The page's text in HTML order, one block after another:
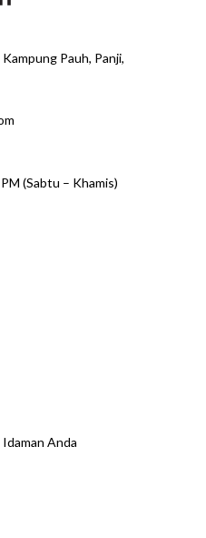
Pauh, Panji,
(Sabtu – Khamis)
Anda